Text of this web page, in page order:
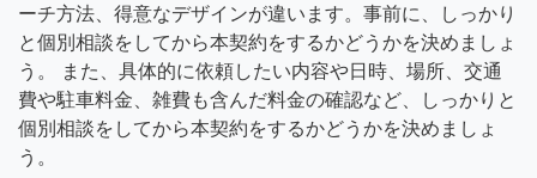
ーチ方法、得意なデザインが違います。事前に、しっかり
と個別相談をしてから本契約をするかどうかを決めましょ
う。 また、具体的に依頼したい内容や日時、場所、交通
費や駐車料金、雑費も含んだ料金の確認など、しっかりと
個別相談をしてから本契約をするかどうかを決めましょ
う。